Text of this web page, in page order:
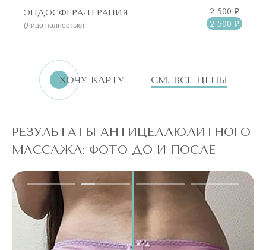
ЭНДОСФЕРА-ТЕРАПИЯ
(Лицо полностью)
2 500 ₽
2 500 ₽
ХОЧУ КАРТУ СМ. ВСЕ ЦЕНЫ
РЕЗУЛЬТАТЫ АНТИЦЕЛЛЮЛИТНОГО
МАССАЖА: ФОТО ДО И ПОСЛЕ